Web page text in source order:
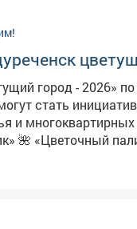
город - 2026»
и